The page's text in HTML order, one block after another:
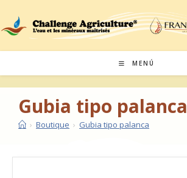
MENÚ
Gubia tipo palanca
› Boutique › Gubia tipo palanca